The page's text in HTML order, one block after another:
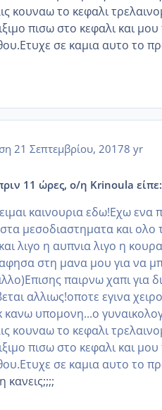
κουναω το κεφαλι
πισω στο κεφαλι και
σε καμια αυτο το
21 Σεπτεμβρίου, 20178 yr
11 ώρες, ο/η Krinoula είπε:
καινουρια εδω!Εχω
μεσοδιαστηματα και
λιγο η αυπνια λιγο η
στη μανα μου για να
παιρνω χαπι για
αλλιως!οποτε εγινα
κανω υπομονη...ο
κουναω το κεφαλι
πισω στο κεφαλι και
σε καμια αυτο το
κανεις;;;;